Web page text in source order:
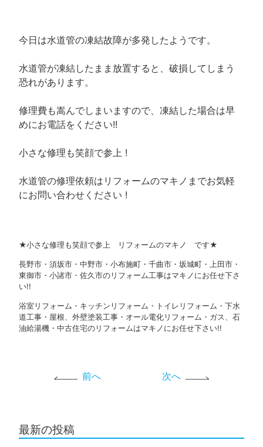
今日は水道管の凍結故障が多発したようです。
水道管が凍結したまま放置すると、破損してしまう
恐れがあります。
修理費も嵩んでしまいますので、凍結した場合は早
めにお電話をください!!
小さな修理も笑顔で参上 !
水道管の修理依頼はリフォームのマキノまでお気軽
にお問い合わせください !
★小さな修理も笑顔で参上 リフォームのマキノ です★
長野市・須坂市・中野市・小布施町・千曲市・坂城町・上田市・
東御市・小諸市・佐久市のリフォーム工事はマキノにお任せ下さ
い!!
浴室リフォーム・キッチンリフォーム・トイレリフォーム・下水
道工事・屋根、外壁塗装工事・オール電化リフォーム・ガス、石
油給湯機・中古住宅のリフォームはマキノにお任せ下さい!!
前へ 次へ
最新の投稿